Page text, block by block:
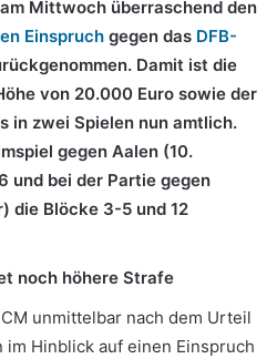
Mittwoch überraschend den
Einspruch gegen das DFB-
Damit ist die
von 20.000 Euro sowie der
in zwei Spielen nun amtlich.
gegen Aalen (10.
und bei der Partie gegen
die Blöcke 3-5 und 12
noch höhere Strafe
unmittelbar nach dem Urteil
Hinblick auf einen Einspruch